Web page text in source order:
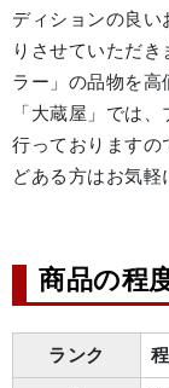
ディションの良い
りさせていただき
ラー」の品物を
「大蔵屋」では
行っておりますの
どある方はお気軽
商品の程
ランク